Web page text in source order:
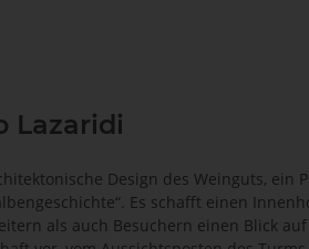
Lazaridi
Design des Weinguts,
Es schafft einen
als auch Besuchern einen Blick